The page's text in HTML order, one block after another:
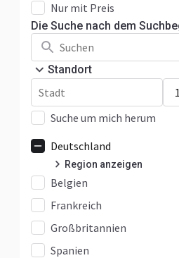
Nur mit Preis
Die Suche nach dem
Standort
Suche um mich herum
Deutschland
Region anzeigen
Bayern
Niedersachsen
Nordrhein-Westfalen
Rheinland-Pfalz
Belgien
Frankreich
Großbritannien
Spanien